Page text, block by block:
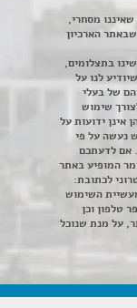
מסחרי,
הארכיון
בתצלומים,
לנו על
של בעלי
שימוש
אינן ידועות על
נעשה על פי
סעיף 27א לחוק זכויות יוצרים תשס"ח-2007. אם לדעתכם
המופיע באתר
לכתובת:
השימוש
טלפון וכן
על מנת שנוכל